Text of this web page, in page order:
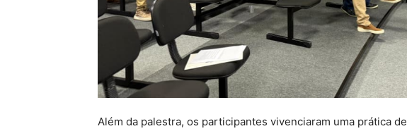
Além da palestra, os participantes vivenciaram uma prática